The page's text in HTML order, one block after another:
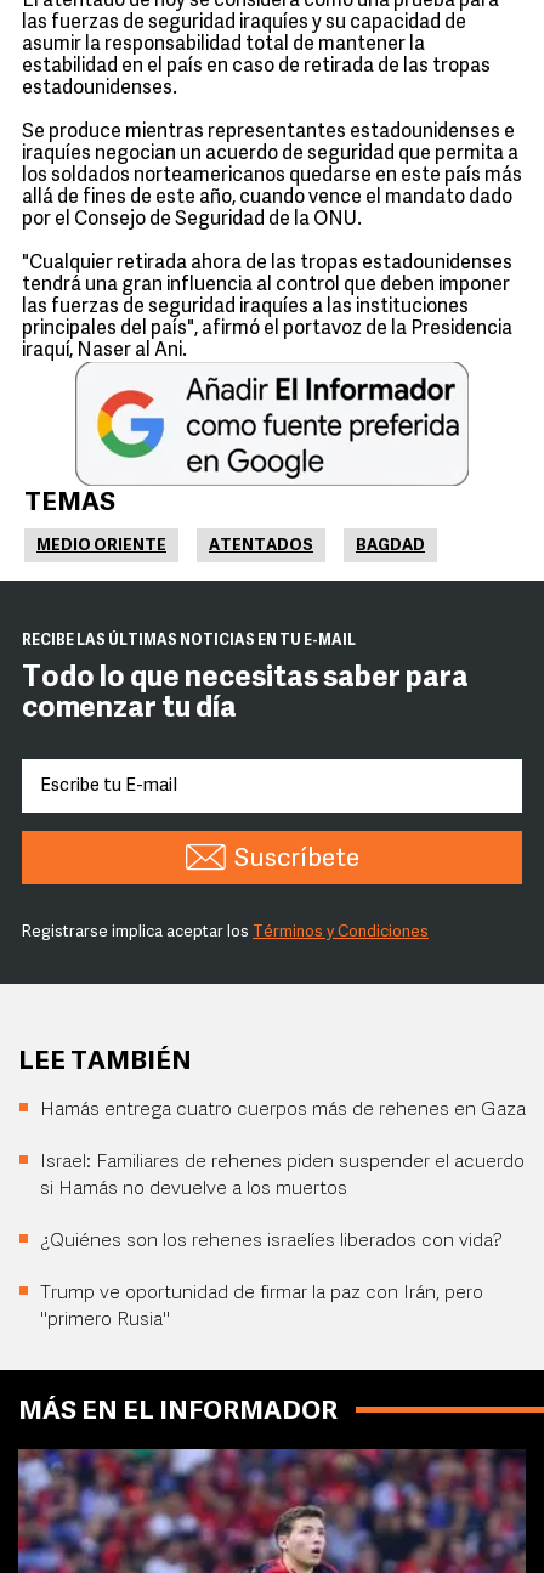
las fuerzas de seguridad iraquíes y su capacidad de
asumir la responsabilidad total de mantener la
estabilidad en el país en caso de retirada de las tropas
estadounidenses.
Se produce mientras representantes estadounidenses e
iraquíes negocian un acuerdo de seguridad que permita a
los soldados norteamericanos quedarse en este país más
allá de fines de este año, cuando vence el mandato dado
por el Consejo de Seguridad de la ONU.
"Cualquier retirada ahora de las tropas estadounidenses
tendrá una gran influencia al control que deben imponer
las fuerzas de seguridad iraquíes a las instituciones
principales del país", afirmó el portavoz de la Presidencia
iraquí, Naser al Ani.
TEMAS
MEDIO ORIENTE ATENTADOS BAGDAD
RECIBE LAS ÚLTIMAS NOTICIAS EN TU E-MAIL
Todo lo que necesitas saber para
comenzar tu día
Suscríbete
Registrarse implica aceptar los Términos y Condiciones
LEE TAMBIÉN
Hamás entrega cuatro cuerpos más de rehenes en Gaza
Israel: Familiares de rehenes piden suspender el acuerdo
si Hamás no devuelve a los muertos
¿Quiénes son los rehenes israelíes liberados con vida?
Trump ve oportunidad de firmar la paz con Irán, pero
"primero Rusia"
MÁS EN EL INFORMADOR